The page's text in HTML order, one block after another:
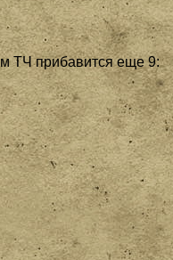
ТЧ прибавится еще 9: